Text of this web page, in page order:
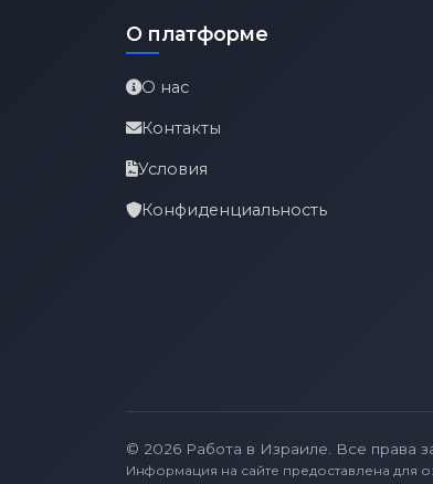
О платформе
О нас
Контакты
Условия
Конфиденциальность
© 2026 Работа в Израиле. Все права
Информация на сайте предоставлена для